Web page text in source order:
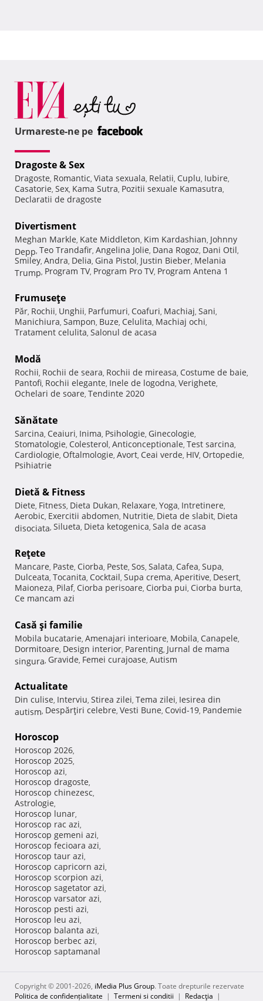
Urmareste-ne pe
Dragoste & Sex
Dragoste, Romantic, Viata sexuala, Relatii, Cuplu, Iubire,
Casatorie, Sex, Kama Sutra, Pozitii sexuale Kamasutra,
Declaratii de dragoste
Divertisment
Meghan Markle, Kate Middleton, Kim Kardashian, Johnny
Depp, Teo Trandafir, Angelina Jolie, Dana Rogoz, Dani Otil,
Smiley, Andra, Delia, Gina Pistol, Justin Bieber, Melania
Trump, Program TV, Program Pro TV, Program Antena 1
Frumuseţe
Păr, Rochii, Unghii, Parfumuri, Coafuri, Machiaj, Sani,
Manichiura, Sampon, Buze, Celulita, Machiaj ochi,
Tratament celulita, Salonul de acasa
Modă
Rochii, Rochii de seara, Rochii de mireasa, Costume de baie,
Pantofi, Rochii elegante, Inele de logodna, Verighete,
Ochelari de soare, Tendinte 2020
Sănătate
Sarcina, Ceaiuri, Inima, Psihologie, Ginecologie,
Stomatologie, Colesterol, Anticonceptionale, Test sarcina,
Cardiologie, Oftalmologie, Avort, Ceai verde, HIV, Ortopedie,
Psihiatrie
Dietă & Fitness
Diete, Fitness, Dieta Dukan, Relaxare, Yoga, Intretinere,
Aerobic, Exercitii abdomen, Nutritie, Dieta de slabit, Dieta
disociata, Silueta, Dieta ketogenica, Sala de acasa
Reţete
Mancare, Paste, Ciorba, Peste, Sos, Salata, Cafea, Supa,
Dulceata, Tocanita, Cocktail, Supa crema, Aperitive, Desert,
Maioneza, Pilaf, Ciorba perisoare, Ciorba pui, Ciorba burta,
Ce mancam azi
Casă şi familie
Mobila bucatarie, Amenajari interioare, Mobila, Canapele,
Dormitoare, Design interior, Parenting, Jurnal de mama
singura, Gravide, Femei curajoase, Autism
Actualitate
Din culise, Interviu, Stirea zilei, Tema zilei, Iesirea din
autism, Despărţiri celebre, Vesti Bune, Covid-19, Pandemie
Horoscop
Horoscop 2026,
Horoscop 2025,
Horoscop azi,
Horoscop dragoste,
Horoscop chinezesc,
Astrologie,
Horoscop lunar,
Horoscop rac azi,
Horoscop gemeni azi,
Horoscop fecioara azi,
Horoscop taur azi,
Horoscop capricorn azi,
Horoscop scorpion azi,
Horoscop sagetator azi,
Horoscop varsator azi,
Horoscop pesti azi,
Horoscop leu azi,
Horoscop balanta azi,
Horoscop berbec azi,
Horoscop saptamanal
Copyright © 2001-2026, iMedia Plus Group. Toate drepturile rezervate
Politica de confidențialitate | Termeni si conditii | Redacţia |